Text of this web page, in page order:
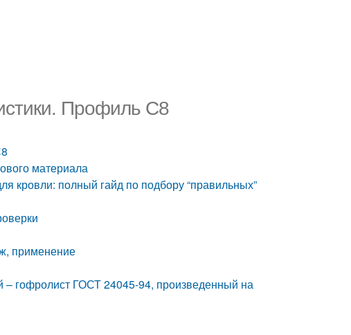
Профиль С8
материала
полный гайд по подбору “правильных”
применение
гофролист ГОСТ 24045-94, произведенный на